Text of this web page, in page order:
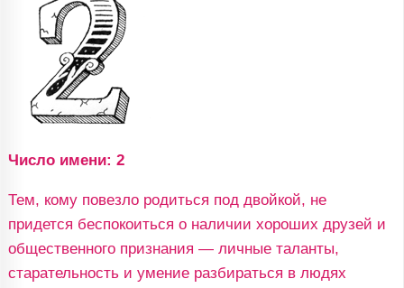
Число имени: 2
Тем, кому повезло родиться под двойкой, не
придется беспокоиться о наличии хороших друзей и
общественного признания — личные таланты,
старательность и умение разбираться в людях